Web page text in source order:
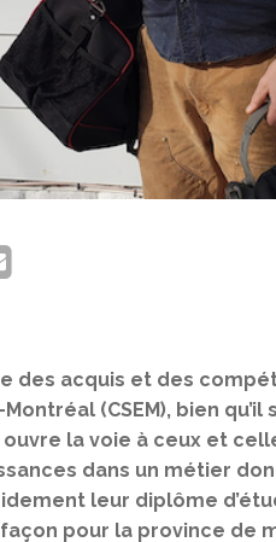
des acquis et des
(CSEM), bien
la voie à ceux et
dans un métier
leur diplôme
pour la province de